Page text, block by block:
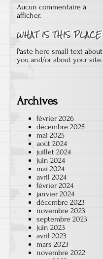
Aucun commentaire à
afficher.
Paste here small text about
you and/or about your site.
Archives
février 2026
décembre 2025
mai 2025
août 2024
juillet 2024
juin 2024
mai 2024
avril 2024
février 2024
janvier 2024
décembre 2023
novembre 2023
septembre 2023
juin 2023
avril 2023
mars 2023
novembre 2022